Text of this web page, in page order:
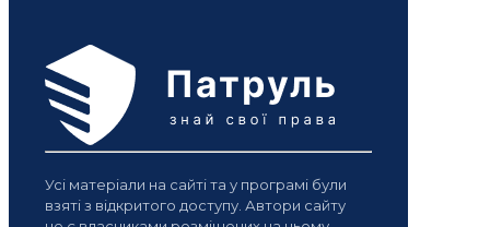
Усі матеріали на сайті та у програмі були
взяті з відкритого доступу. Автори сайту